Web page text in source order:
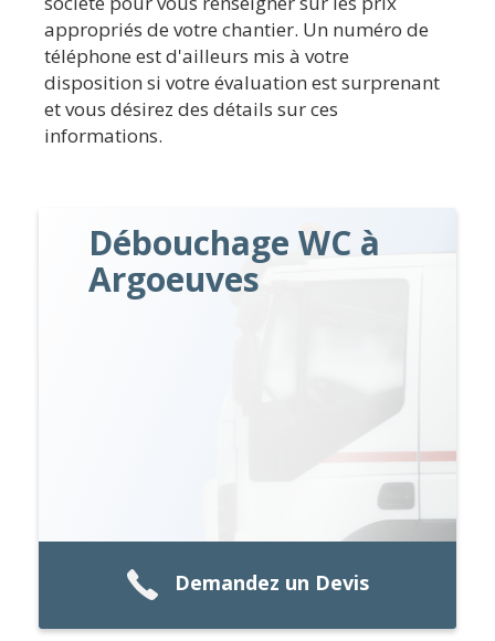
appropriés de votre chantier. Un numéro de
téléphone est d'ailleurs mis à votre
disposition si votre évaluation est surprenant
et vous désirez des détails sur ces
informations.
Débouchage WC à
Argoeuves
Demandez un Devis